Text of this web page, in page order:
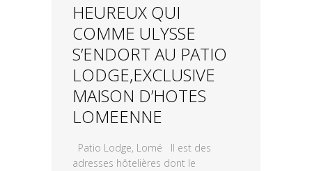
HEUREUX QUI
COMME ULYSSE
S’ENDORT AU PATIO
LODGE,EXCLUSIVE
MAISON D’HOTES
LOMEENNE
Patio Lodge, Lomé Il est des
adresses hôtelières dont le